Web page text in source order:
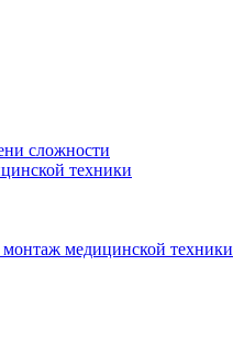
сложности
техники
медицинской техники